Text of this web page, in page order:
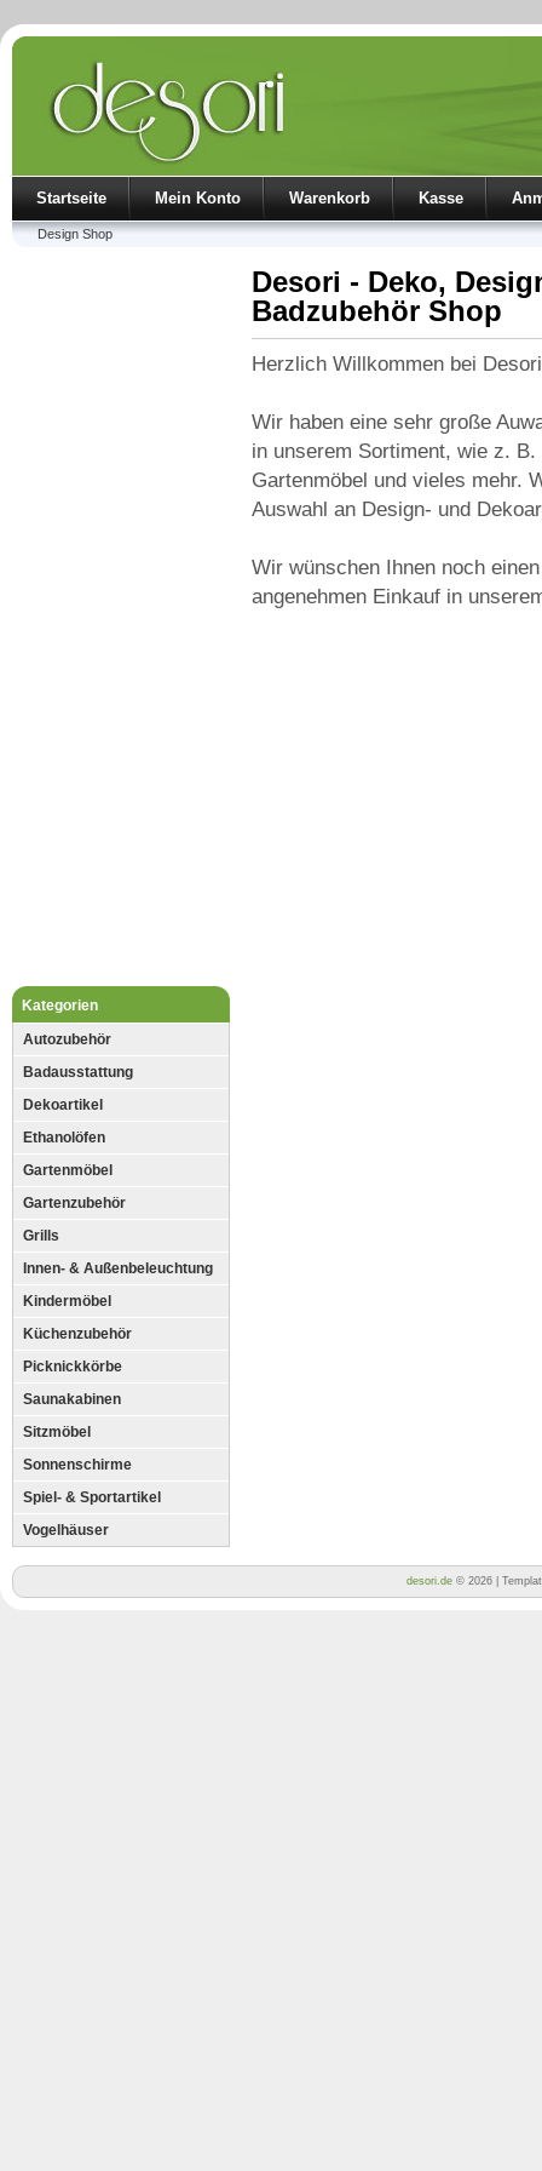
Startseite Mein Konto Warenkorb Kasse
Design Shop
Kategorien
Autozubehör
Badausstattung
Dekoartikel
Ethanolöfen
Gartenmöbel
Gartenzubehör
Grills
Innen- & Außenbeleuchtung
Kindermöbel
Küchenzubehör
Picknickkörbe
Saunakabinen
Sitzmöbel
Sonnenschirme
Spiel- & Sportartikel
Vogelhäuser
Desori - Deko,
Badzubehör Shop
Herzlich Willkommen bei
Wir haben eine sehr große
in unserem Sortiment, wie z.
Gartenmöbel und vieles mehr.
Auswahl an Design- und
Wir wünschen Ihnen noch
angenehmen Einkauf in
desori.de © 2026 |